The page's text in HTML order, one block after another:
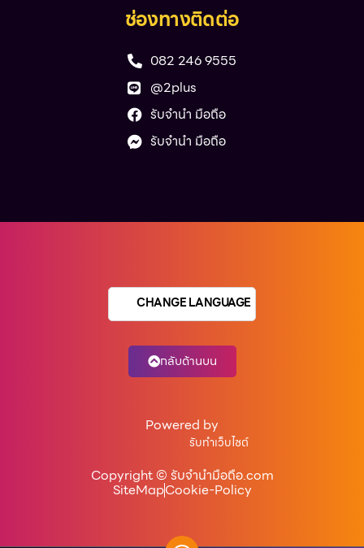
ช่องทางติดต่อ
082 246 9555
@2plus
รับจำนำ มือถือ
รับจำนำ มือถือ
Copyright © รับจํานํามือถือ.com
SiteMapCookie-Policy
Powered by
รับทำเว็บไซต์
CHANGE LANGUAGE
กลับด้านบน